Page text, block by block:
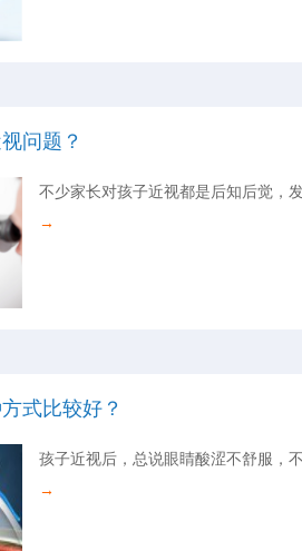
问题？
不少家长对孩子近视都是后知后觉，
→
式比较好？
孩子近视后，总说眼睛酸涩不舒服，
→